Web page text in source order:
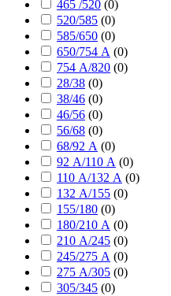
465 /520 (0)
520/585 (0)
585/650 (0)
650/754 А (0)
754 А/820 (0)
28/38 (0)
38/46 (0)
46/56 (0)
56/68 (0)
68/92 А (0)
92 А/110 А (0)
110 А/132 А (0)
132 А/155 (0)
155/180 (0)
180/210 А (0)
210 А/245 (0)
245/275 А (0)
275 А/305 (0)
305/345 (0)